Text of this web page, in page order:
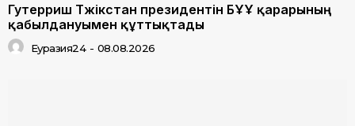
Гутерриш Тәжікстан президентін БҰҰ қарарының
қабылдануымен құттықтады
Еуразия24 - 08.08.2026